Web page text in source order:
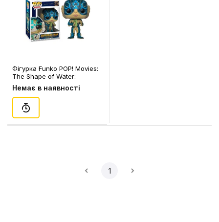
Фігурка Funko POP! Movies:
The Shape of Water:
Amphibian Man, (32541)
Немає в наявності
1